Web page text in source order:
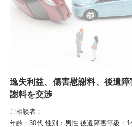
逸失利益、傷害慰謝料、後遺障
謝料を交渉
ご相談者：
年齢：30代 性別：男性 後遺障害等級：